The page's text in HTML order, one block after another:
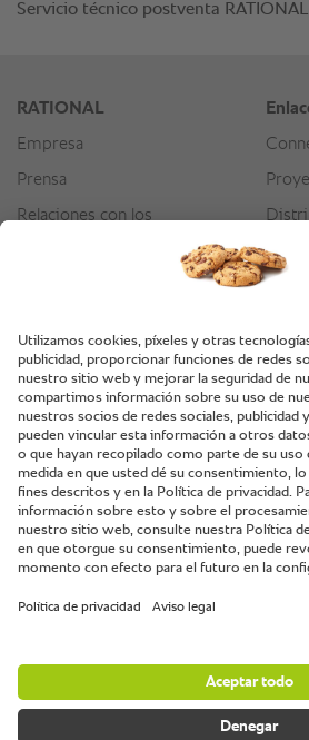
Servicio técnico postventa RATIONAL